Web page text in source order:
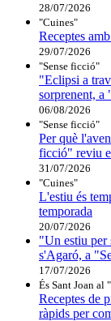
28/07/2026
"Cuines"
Receptes
29/07/2026
"Sense ficció"
"Eclipsi a
sorprenent, a
06/08/2026
"Sense ficció"
Per què
ficció" reviu
31/07/2026
"Cuines"
L'estiu és
temporada
20/07/2026
"Un estiu per
s'Agaró, a
17/07/2026
És Sant Joan al
Receptes de
ràpids per